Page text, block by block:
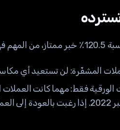
الحدود:
المشفّرة: لن تستعيد أي
فقط: مهما كانت
المعتمدة في نوفمبر 2022. إذا